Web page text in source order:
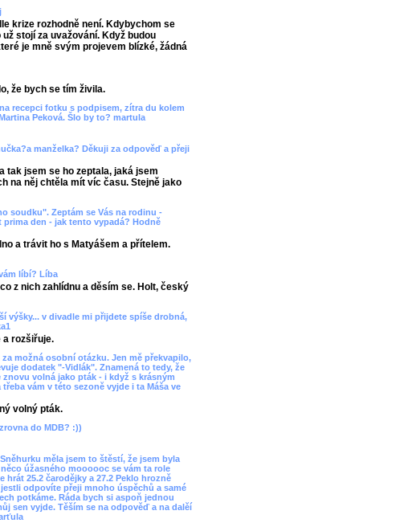
krize rozhodně není. Kdybychom se
stojí za uvažování. Když budou
je mně svým projevem blízké, žádná
že bych se tím živila.
recepci fotku s podpisem, zítra du kolem
Peková. Šlo by to? martula
manželka? Děkuji za odpověď a přeji
tak jsem se ho zeptala, jaká jsem
na něj chtěla mít víc času. Stejně jako
soudku". Zeptám se Vás na rodinu -
den - jak tento vypadá? Hodně
a trávit ho s Matyášem a přítelem.
líbí? Líba
z nich zahlídnu a děsím se. Holt, český
výšky... v divadle mi přijdete spíše drobná,
a rozšiřuje.
možná osobní otázku. Jen mě překvapilo,
dodatek "-Vidlák". Znamená to tedy, že
volná jako pták - i když s krásným
vám v této sezoně vyjde i ta Máša ve
volný pták.
do MDB? :))
měla jsem to štěstí, že jsem byla
úžasného moooooc se vám ta role
25.2 čarodějky a 27.2 Peklo hrozně
odpovíte přeji mnoho úspěchů a samé
potkáme. Ráda bych si aspoň jednou
sen vyjde. Těším se na odpověď a na dalěí